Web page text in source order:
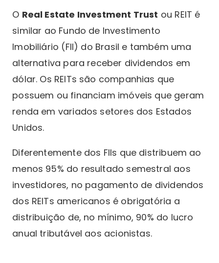
O Real Estate Investment Trust ou REIT é
similar ao Fundo de Investimento
Imobiliário (FII) do Brasil e também uma
alternativa para receber dividendos em
dólar. Os REITs são companhias que
possuem ou financiam imóveis que geram
renda em variados setores dos Estados
Unidos.
Diferentemente dos FIIs que distribuem ao
menos 95% do resultado semestral aos
investidores, no pagamento de dividendos
dos REITs americanos é obrigatória a
distribuição de, no mínimo, 90% do lucro
anual tributável aos acionistas.